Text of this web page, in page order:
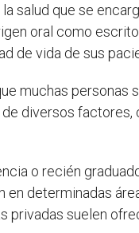
salud que se
oral como
de vida de sus
muchas
diversos factores,
o recién
determinadas
privadas suelen